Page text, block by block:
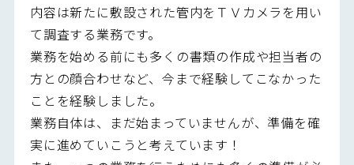
内容は新たに敷設された管内をＴＶカメラを用い
て調査する業務です。
業務を始める前にも多くの書類の作成や担当者の
方との顔合わせなど、今まで経験してこなかった
ことを経験しました。
業務自体は、まだ始まっていませんが、準備を確
実に進めていこうと考えています！